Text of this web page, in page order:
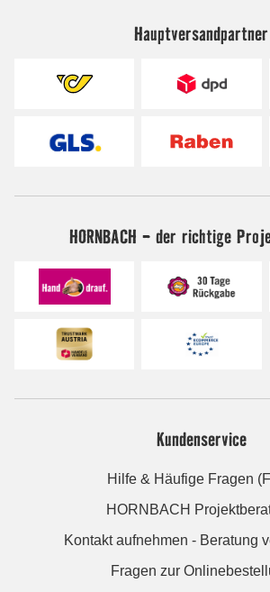
Hauptversandpartner
HORNBACH - der richtige
Kundenservice
Hilfe & Häufige Fragen
HORNBACH
Kontakt aufnehmen - Beratung
Fragen zur